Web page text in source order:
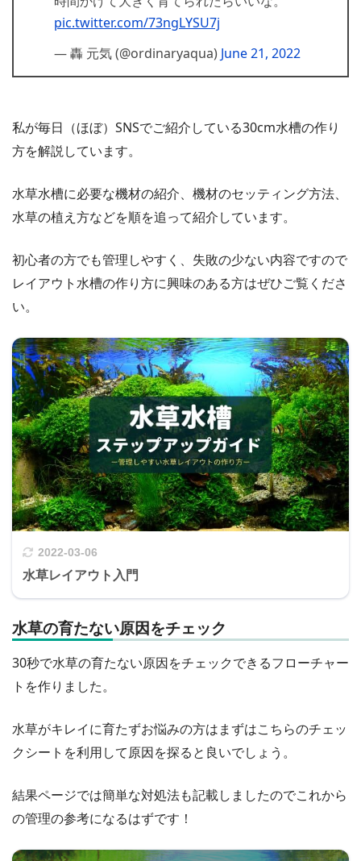
pic.twitter.com/73ngLYSU7j
— 轟 元気 (@ordinaryaqua) June 21, 2022
私が毎日（ほぼ）SNSでご紹介している30cm水槽の作り
方を解説しています。
水草水槽に必要な機材の紹介、機材のセッティング方法、
水草の植え方などを順を追って紹介しています。
初心者の方でも管理しやすく、失敗の少ない内容ですので
レイアウト水槽の作り方に興味のある方はぜひご覧くださ
い。
2022-03-06
水草レイアウト入門
水草の育たない原因をチェック
30秒で水草の育たない原因をチェックできるフローチャー
トを作りました。
水草がキレイに育たずお悩みの方はまずはこちらのチェッ
クシートを利用して原因を探ると良いでしょう。
結果ページでは簡単な対処法も記載しましたのでこれから
の管理の参考になるはずです！